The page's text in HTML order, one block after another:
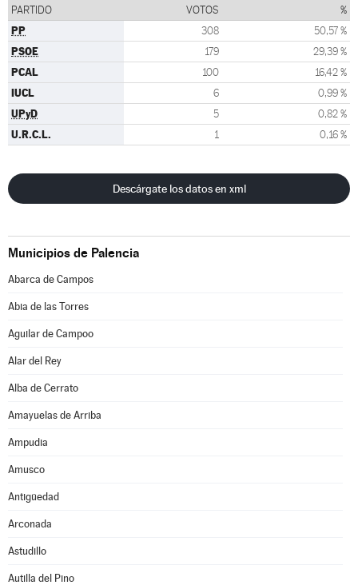
PARTIDO VOTOS %
PP 308 50,57 %
PSOE 179 29,39 %
PCAL 100 16,42 %
IUCL 6 0,99 %
UPyD 5 0,82 %
U.R.C.L. 1 0,16 %
Descárgate los datos en xml
Municipios de Palencia
Abarca de Campos
Abia de las Torres
Aguilar de Campoo
Alar del Rey
Alba de Cerrato
Amayuelas de Arriba
Ampudia
Amusco
Antigüedad
Arconada
Astudillo
Autilla del Pino